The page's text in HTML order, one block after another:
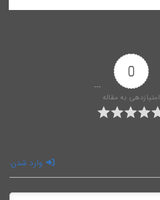
0
امتیازدهی به مقاله
وارد شدن